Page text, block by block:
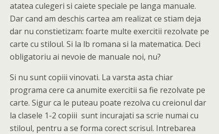
atatea culegeri si caiete speciale pe langa manuale.
Dar cand am deschis cartea am realizat ce stiam deja
dar nu constietizam: foarte multe exercitii rezolvate pe
carte cu stiloul. Si la lb romana si la matematica. Deci
obligatoriu ai nevoie de manuale noi, nu?
Si nu sunt copiii vinovati. La varsta asta chiar
programa cere ca anumite exercitii sa fie rezolvate pe
carte. Sigur ca le puteau poate rezolva cu creionul dar
la clasele 1-2 copiii sunt incurajati sa scrie numai cu
stiloul, pentru a se forma corect scrisul. Intrebarea